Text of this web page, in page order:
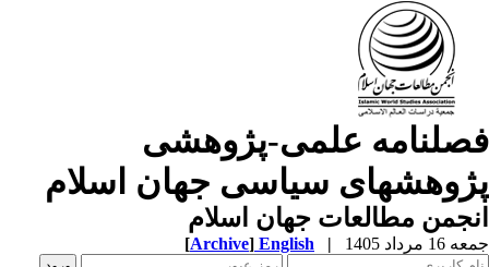
علمی-پژوهشی
سیاسی جهان اسلام
مطالعات جهان اسلام
مرداد 1405 |
English
[Archive]